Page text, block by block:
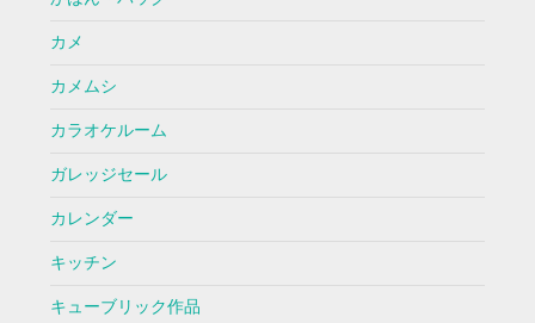
カメ
カメムシ
カラオケルーム
ガレッジセール
カレンダー
キッチン
キューブリック作品